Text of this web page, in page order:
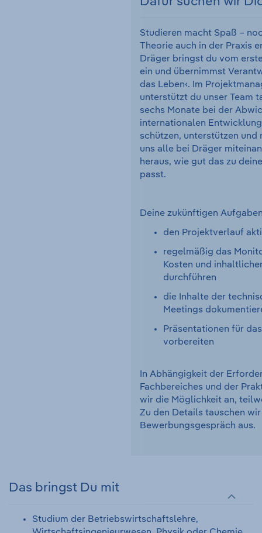
Studieren macht Spaß –
Theorie auch in der Praxis
Dräger bringst du vom
ein und übernimmst
das Leben‹. Im
unterstützt du unser Team
sechs Monate bei der
internationalen
schützen, unterstützen und
uns alle bei Dräger
heraus, wie gut das zu
passt.
Deine zukünftigen
den Projektverlauf
regelmäßig das
Kosten und
durchführen
die Inhalte der
Meetings
Präsentationen für
vorbereiten
In Abhängigkeit der
Fachbereiches und der
wir die Möglichkeit an,
Zu den Details tauschen
Bewerbungsgespräch aus.
Das bringst Du mit
Studium der Betriebswirtschaftslehre,